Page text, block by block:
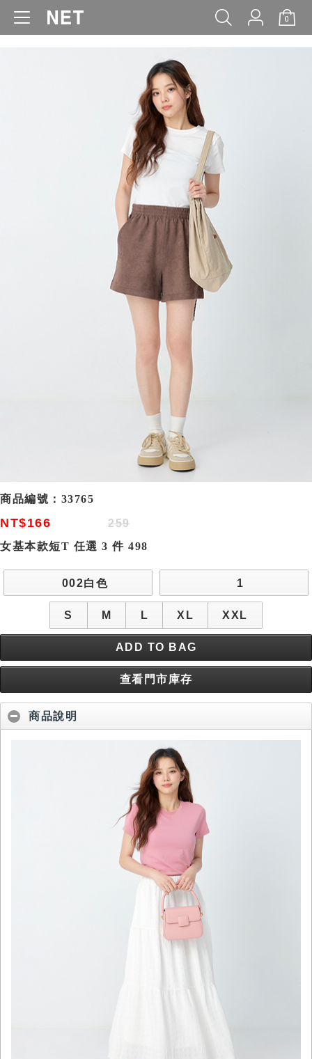
0
WOMEN MEN KIDS BABY
商品編號： 33765
NT$166
259
女基本款短T 任選 3 件 498
002白色 1
S M L XL XXL
ADD TO BAG
查看門市庫存
商品說明